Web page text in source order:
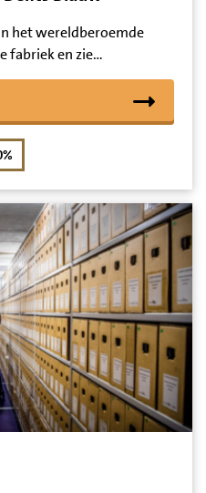
het wereldberoemde
fabriek en zie…